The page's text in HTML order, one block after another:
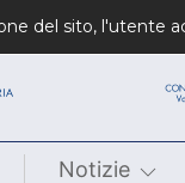
Notizie
del sito, l'utente